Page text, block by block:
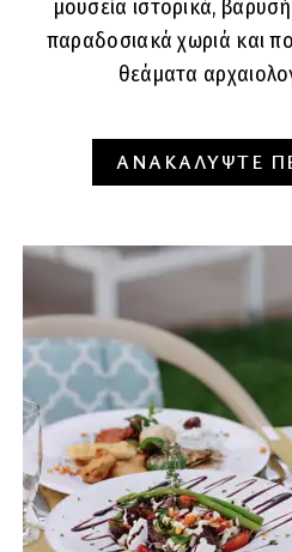
μουσεία ιστορικά,
παραδοσιακά χωριά και
θεάματα
ΑΝΑΚΑΛΥΨΤΕ